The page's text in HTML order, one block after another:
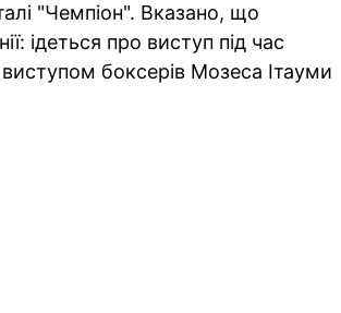
"Чемпіон". Вказано, що
ідеться про виступ під час
боксерів Мозеса Ітауми